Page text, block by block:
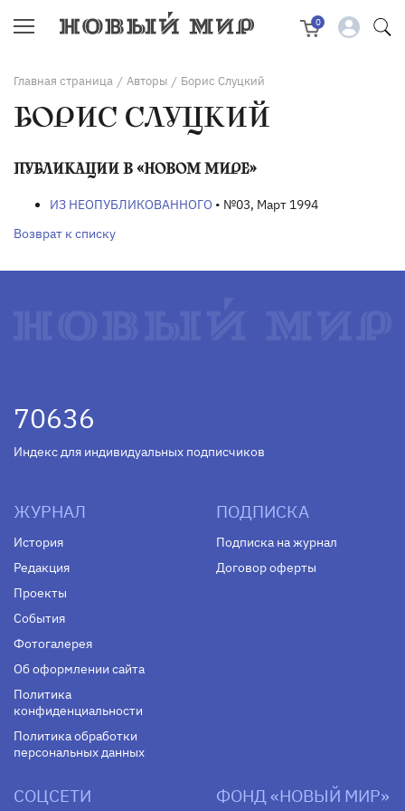
0
Главная страница / Авторы / Борис Слуцкий
БОРИС СЛУЦКИЙ
ПУБЛИКАЦИИ В «НОВОМ МИРЕ»
ИЗ НЕОПУБЛИКОВАННОГО • №03, Март 1994
Возврат к списку
70636
Индекс для индивидуальных подписчиков
ЖУРНАЛ
История
Редакция
Проекты
События
Фотогалерея
Об оформлении сайта
Политика
конфиденциальности
Политика обработки
персональных данных
ПОДПИСКА
Подписка на журнал
Договор оферты
СОЦСЕТИ ФОНД «НОВЫЙ МИР»